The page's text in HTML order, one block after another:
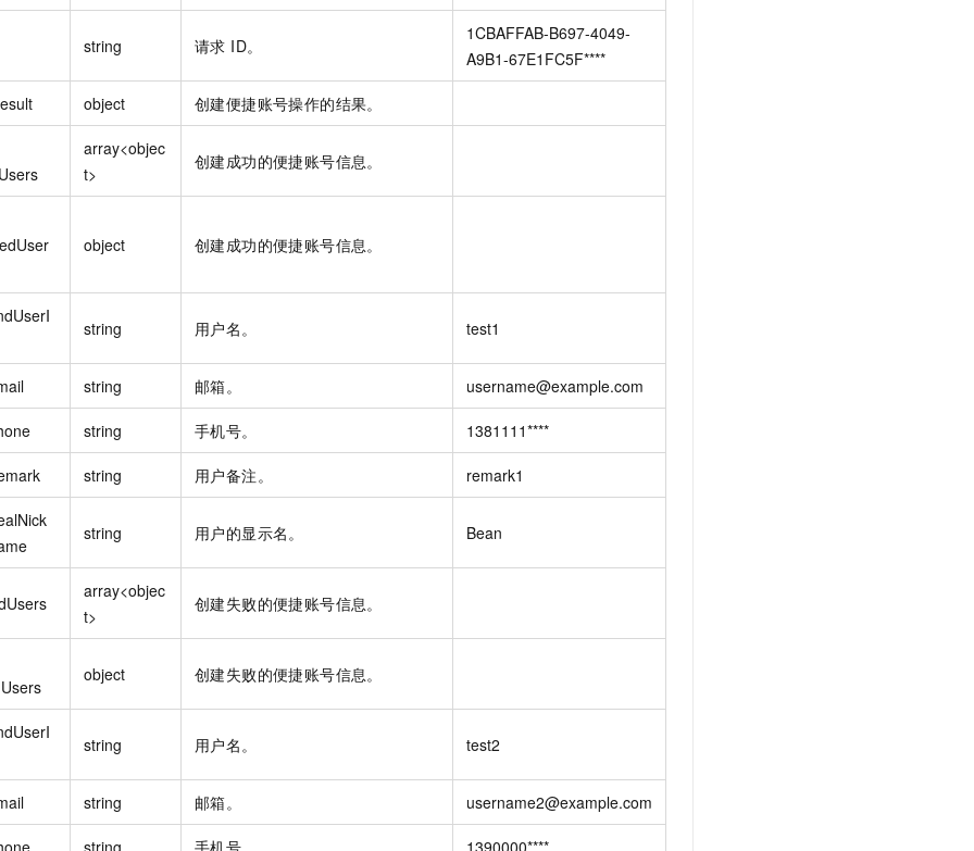
string 请求 ID。
1CBAFFAB-B697-4049-
A9B1-67E1FC5F****
object 创建便捷账号操作的结果。
array<objec
t>
创建成功的便捷账号信息。
object 创建成功的便捷账号信息。
string 用户名。 test1
string 邮箱。 username@example.com
string 手机号。 1381111****
string 用户备注。 remark1
string 用户的显示名。 Bean
array<objec
t>
创建失败的便捷账号信息。
object 创建失败的便捷账号信息。
string 用户名。 test2
string 邮箱。 username2@example.com
string 手机号。 1390000****